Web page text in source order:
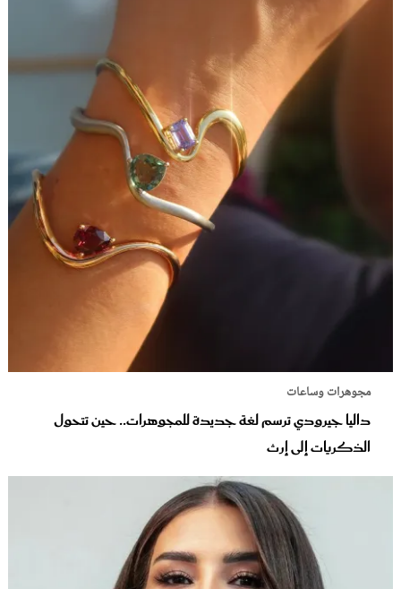
مجوهرات وساعات
داليا جيرودي ترسم لغة جديدة للمجوهرات.. حين تتحول
الذكريات إلى إرث